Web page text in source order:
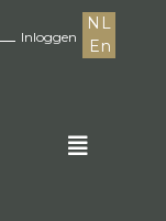
Inloggen
NL
En